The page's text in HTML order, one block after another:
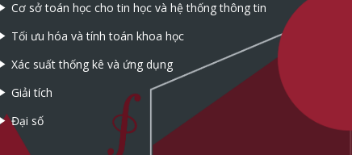
Cơ sở toán học cho tin học và hệ thống thông tin
Tối ưu hóa và tính toán khoa học
Xác suất thống kê và ứng dụng
Giải tích
Đại số